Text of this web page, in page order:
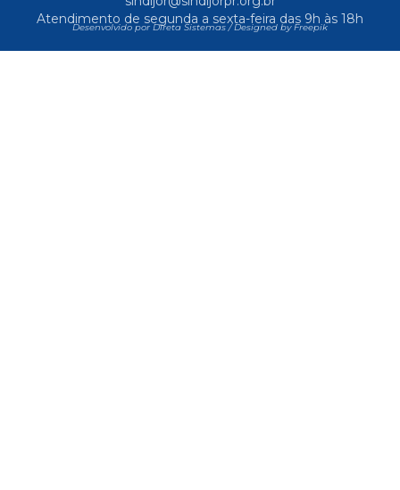
Atendimento de segunda a sexta-feira das 9h às 18h
Desenvolvido por Direta Sistemas /Designed by Freepik